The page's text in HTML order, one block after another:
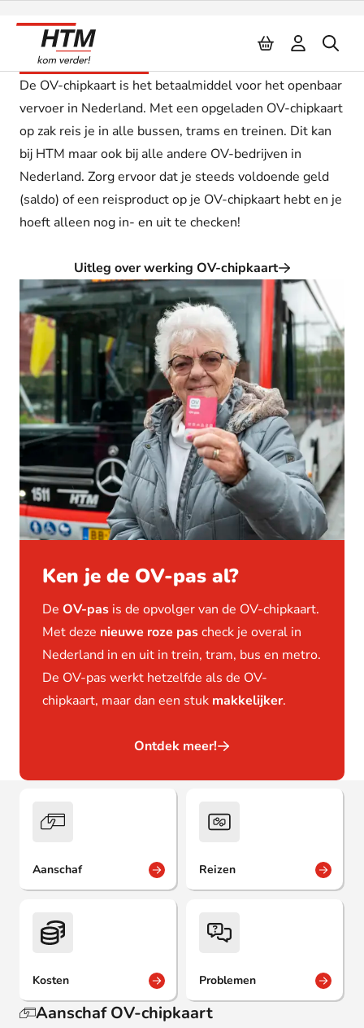
OV-chipkaart
De OV-chipkaart is het betaalmiddel voor het openbaar
vervoer in Nederland. Met een opgeladen OV-chipkaart
op zak reis je in alle bussen, trams en treinen. Dit kan
bij HTM maar ook bij alle andere OV-bedrijven in
Nederland. Zorg ervoor dat je steeds voldoende geld
(saldo) of een reisproduct op je OV-chipkaart hebt en je
hoeft alleen nog in- en uit te checken!
Uitleg over werking OV-chipkaart
Ken je de OV-pas al?
De OV-pas is de opvolger van de OV-chipkaart.
Met deze nieuwe roze pascheck je overal in
Nederland in en uit in trein, tram, bus en metro.
De OV-pas werkt hetzelfde als de OV-
chipkaart, maar dan een stuk makkelijker.
Ontdek meer!
Aanschaf Reizen
Kosten Problemen
Aanschaf OV-chipkaart